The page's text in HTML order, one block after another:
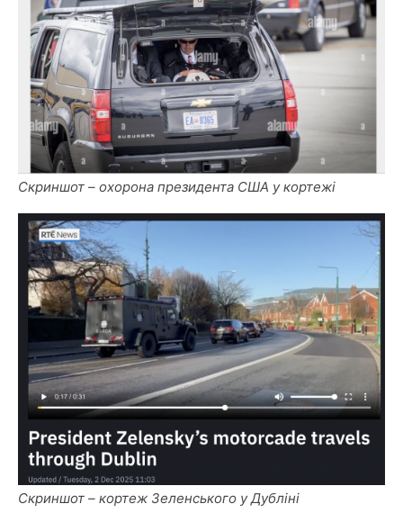
Скриншот – охорона президента США у кортежі
Скриншот – кортеж Зеленського у Дубліні